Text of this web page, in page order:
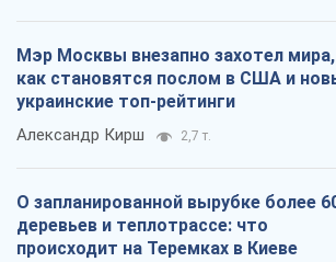
Мэр Москвы внезапно захотел мира,
как становятся послом в США и
украинские топ-рейтинги
Александр Кирш 2,7 т.
О запланированной вырубке более
деревьев и теплотрассе: что
происходит на Теремках в Киеве